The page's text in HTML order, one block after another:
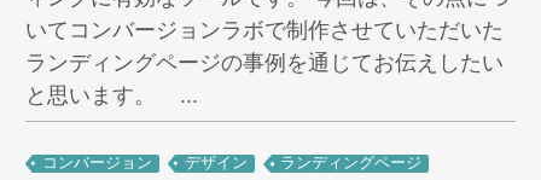
いてコンバージョンラボで制作させていただいた
ランディングページの事例を通じてお伝えしたい
と思います。 ...
コンバージョン デザイン ランディングページ